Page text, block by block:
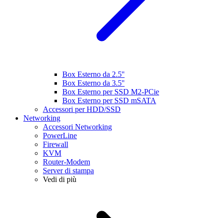
Box Esterno da 2.5''
Box Esterno da 3.5''
Box Esterno per SSD M2-PCie
Box Esterno per SSD mSATA
Accessori per HDD/SSD
Networking
Accessori Networking
PowerLine
Firewall
KVM
Router-Modem
Server di stampa
Vedi di più